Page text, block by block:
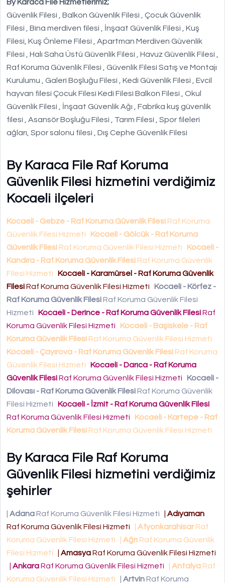
By Karaca File Hizmetlerimiz;
Güvenlik Filesi , Balkon Güvenlik Filesi , Çocuk Güvenlik
Filesi , Bina merdiven filesi , İnşaat Güvenlik Filesi , Kuş
Filesi, Kuş Önleme Filesi , Apartman Merdiven Güvenlik
Filesi , Halı Saha Üstü Güvenlik Filesi , Havuz Güvenlik Filesi ,
Raf Koruma Güvenlik Filesi , Güvenlik Filesi Satış ve Montajı
Kurulumu , Galeri Boşluğu Filesi , Kedi Güvenlik Filesi , Evcil
hayvan filesi Çocuk Filesi Kedi Filesi Balkon Filesi , Okul
Güvenlik Filesi , İnşaat Güvenlik Ağı , Fabrika kuş güvenlik
filesi , Asansör Boşluğu Filesi , Tarım Filesi , Spor fileleri
ağları, Spor salonu filesi , Dış Cephe Güvenlik Filesi
By Karaca File Raf Koruma
Güvenlik Filesi hizmetini verdiğimiz
Kocaeli ilçeleri
Kocaeli - Gebze - Raf Koruma Güvenlik Filesi Raf Koruma
Güvenlik Filesi Hizmeti
Kocaeli - Gölcük - Raf Koruma
Güvenlik Filesi Raf Koruma Güvenlik Filesi Hizmeti
Kocaeli -
Kandıra - Raf Koruma Güvenlik Filesi Raf Koruma Güvenlik
Filesi Hizmeti
Kocaeli - Karamürsel - Raf Koruma Güvenlik
FilesiRaf Koruma Güvenlik Filesi Hizmeti
Kocaeli - Körfez -
Raf Koruma Güvenlik FilesiRaf Koruma Güvenlik Filesi
Hizmeti
Kocaeli - Derince - Raf Koruma Güvenlik FilesiRaf
Koruma Güvenlik Filesi Hizmeti
Kocaeli - Başiskele - Raf
Koruma Güvenlik Filesi Raf Koruma Güvenlik Filesi Hizmeti
Kocaeli - Çayırova - Raf Koruma Güvenlik Filesi Raf Koruma
Güvenlik Filesi Hizmeti
Kocaeli - Darıca - Raf Koruma
Güvenlik FilesiRaf Koruma Güvenlik Filesi Hizmeti
Kocaeli -
Dilovası - Raf Koruma Güvenlik FilesiRaf Koruma Güvenlik
Filesi Hizmeti
Kocaeli - İzmit - Raf Koruma Güvenlik Filesi
Raf Koruma Güvenlik Filesi Hizmeti
Kocaeli - Kartepe - Raf
Koruma Güvenlik Filesi Raf Koruma Güvenlik Filesi Hizmeti
By Karaca File Raf Koruma
Güvenlik Filesi hizmetini verdiğimiz
şehirler
AdanaRaf Koruma Güvenlik Filesi Hizmeti
Adıyaman
Raf Koruma Güvenlik Filesi Hizmeti
AfyonkarahisarRaf
Koruma Güvenlik Filesi Hizmeti
Ağrı Raf Koruma Güvenlik
Filesi Hizmeti
AmasyaRaf Koruma Güvenlik Filesi Hizmeti
AnkaraRaf Koruma Güvenlik Filesi Hizmeti Antalya Raf
Koruma Güvenlik Filesi Hizmeti
ArtvinRaf Koruma